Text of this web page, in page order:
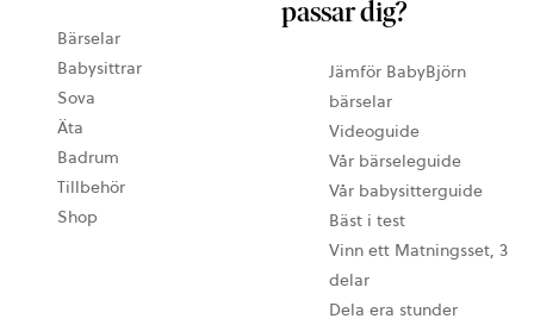
Bärselar
Babysittrar
Sova
Äta
Badrum
Tillbehör
Shop
passar dig?
Jämför BabyBjörn
bärselar
Videoguide
Vår bärseleguide
Vår babysitterguide
Bäst i test
Vinn ett Matningsset, 3
delar
Dela era stunder